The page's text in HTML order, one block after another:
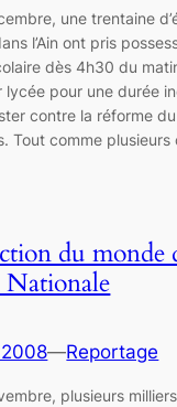
une trentaine
l’Ain ont pris
dès 4h30 du
lycée pour une durée
contre la réforme
Tout comme plusieurs
du monde
Nationale
—Reportage
plusieurs